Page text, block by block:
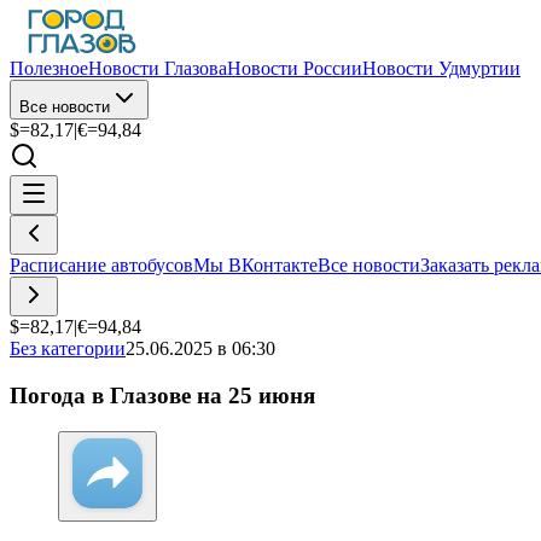
ПолезноеНовости ГлазоваНовости РоссииНовости Удмуртии
Все новости
$=82,17|€=94,84
Расписание автобусовМы ВКонтактеВсе новостиЗаказать
$=82,17|€=94,84
Без категории25.06.2025 в 06:30
Погода в Глазове на 25 июня